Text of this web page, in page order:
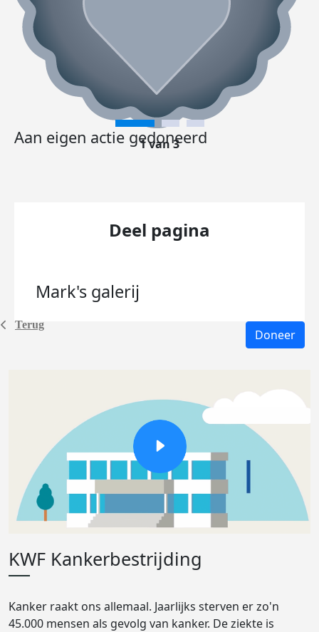
Terug
Aan eigen actie gedoneerd
1 van 3
Deel pagina
Mark's galerij
Doneer
KWF Kankerbestrijding
Kanker raakt ons allemaal. Jaarlijks sterven er zo'n
45.000 mensen als gevolg van kanker. De ziekte is